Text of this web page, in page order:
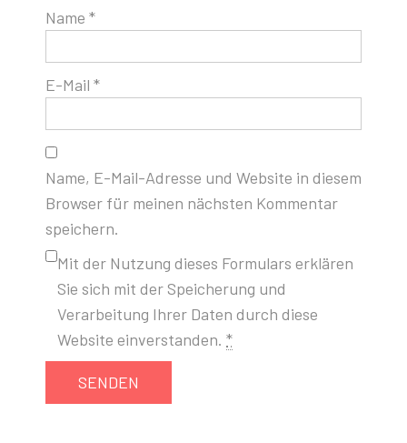
Name *
E-Mail *
Name, E-Mail-Adresse und Website in diesem
Browser für meinen nächsten Kommentar
speichern.
Mit der Nutzung dieses Formulars erklären
Sie sich mit der Speicherung und
Verarbeitung Ihrer Daten durch diese
Website einverstanden. *